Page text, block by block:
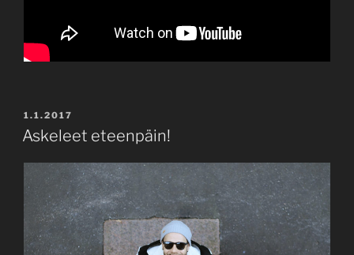
POSTED
ON
1.1.2017
Askeleet eteenpäin!